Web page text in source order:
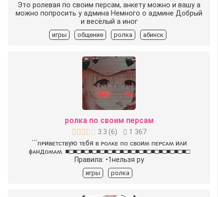
Это ролевая по своим персам, анкету можно и вашу а
можно попросить у админа Немного о админе Добрый
и весёлый а иног
игры общение ролка абинск
ролка по своим персам
3.3 (6)
1 367
```ᴨᴩиʙᴇᴛᴄᴛʙую ᴛᴇбя ʙ ᴩᴏᴧᴋᴇ ᴨᴏ ᴄʙᴏиʍ ᴨᴇᴩᴄᴀʍ иᴧи
ɸᴀндᴏʍᴀʍ. ■□■□■□■□■□■□■□■□■□■□■□■□■□■□■□■□
Правила: •1нельзя ру
игры ролка